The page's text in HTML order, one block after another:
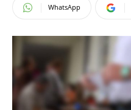
WhatsApp